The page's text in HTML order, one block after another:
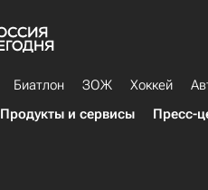
Биатлон ЗОЖ Хоккей
Продукты и сервисы Пресс-